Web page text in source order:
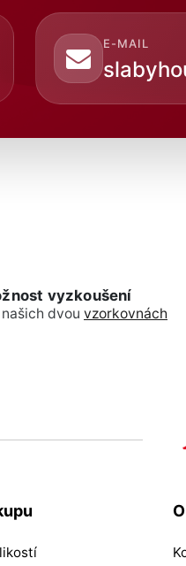
E-MAIL
vyzkoušení
dvou vzorkovnách